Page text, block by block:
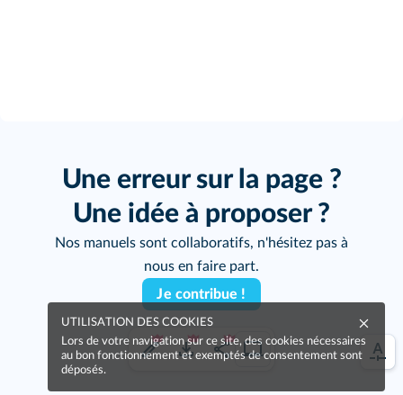
Une erreur sur la page ?
Une idée à proposer ?
Nos manuels sont collaboratifs, n'hésitez pas à
nous en faire part.
Je contribue !
UTILISATION DES COOKIES
Lors de votre navigation sur ce site, des cookies nécessaires
au bon fonctionnement et exemptés de consentement sont
déposés.